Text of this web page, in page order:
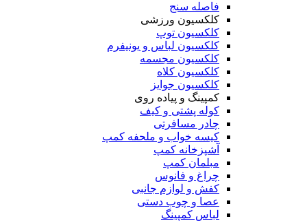
فاصله سنج
کلکسیون ورزشی
کلکسیون توپ
کلکسیون لباس و یونیفرم
کلکسیون مجسمه
کلکسیون کلاه
کلکسیون جوایز
کمپینگ و پیاده روی
کوله پشتی و کیف
چادر مسافرتی
کیسه خواب و ملحفه کمپ
آشپزخانه کمپ
مبلمان کمپ
چراغ و فانوس
کفش و لوازم جانبی
عصا و چوب دستی
لباس کمپینگ